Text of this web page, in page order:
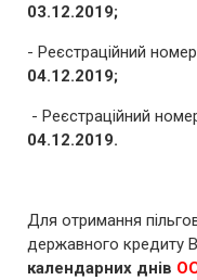
03.12.2019;
- Реєстраційний
04.12.2019;
- Реєстраційний
04.12.2019.
Для отримання
державного кредиту
календарних днів